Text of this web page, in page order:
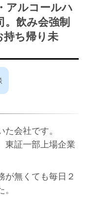
アルコールハ
飲み会強制
持ち帰り未
会社です。
東証一部上場企業
が無くても毎日２